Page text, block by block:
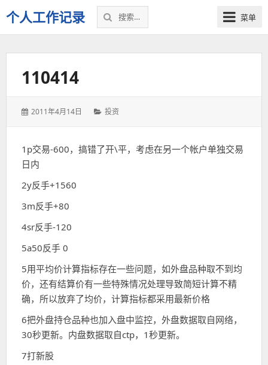
个人工作记录
搜
索：
菜单
110414
发
2011年4月14日
分
投资
1p交易-600，搞错了开\平，考虑在另一个帐户单独交易
日内
2y反手+1560
3m反手+80
4sr反手-120
5a50反手 0
5用平均价计算指标存在一些问题，如外盘品种取不到均
价，还有结算价有一些特殊情况处理导致简短计算不精
确，所以放弃了均价，计算指标都采用最新价格
6把外盘持仓品种也加入盘中监控，外盘数据取自网络，
30秒更新。内盘数据取自ctp，1秒更新。
7打新股